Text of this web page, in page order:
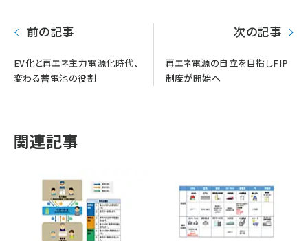
前の記事
EV化と再エネ主力電源化時代、
変わる蓄電池の役割
次の記事
再エネ電源の自立を目指しFIP
制度が開始へ
関連記事